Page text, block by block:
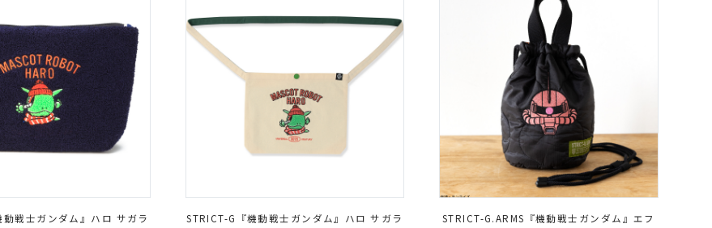
動戦士ガンダム』ハロ サガラ
STRICT-G『機動戦士ガンダム』ハロ サガラ
STRICT-G.ARMS『機動戦士ガンダム』エフ